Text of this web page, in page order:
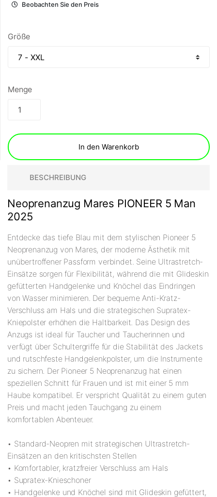
Beobachten Sie den Preis
Größe
Menge
In den Warenkorb
BESCHREIBUNG
Neoprenanzug Mares PIONEER 5 Man
2025
Entdecke das tiefe Blau mit dem stylischen Pioneer 5
Neoprenanzug von Mares, der moderne Ästhetik mit
unübertroffener Passform verbindet. Seine Ultrastretch-
Einsätze sorgen für Flexibilität, während die mit Glideskin
gefütterten Handgelenke und Knöchel das Eindringen
von Wasser minimieren. Der bequeme Anti-Kratz-
Verschluss am Hals und die strategischen Supratex-
Kniepolster erhöhen die Haltbarkeit. Das Design des
Anzugs ist ideal für Taucher und Taucherinnen und
verfügt über Schultergriffe für die Stabilität des Jackets
und rutschfeste Handgelenkpolster, um die Instrumente
zu sichern. Der Pioneer 5 Neoprenanzug hat einen
speziellen Schnitt für Frauen und ist mit einer 5 mm
Haube kompatibel. Er verspricht Qualität zu einem guten
Preis und macht jeden Tauchgang zu einem
komfortablen Abenteuer.
• Standard-Neopren mit strategischen Ultrastretch-
Einsätzen an den kritischsten Stellen
• Komfortabler, kratzfreier Verschluss am Hals
• Supratex-Knieschoner
• Handgelenke und Knöchel sind mit Glideskin gefüttert,